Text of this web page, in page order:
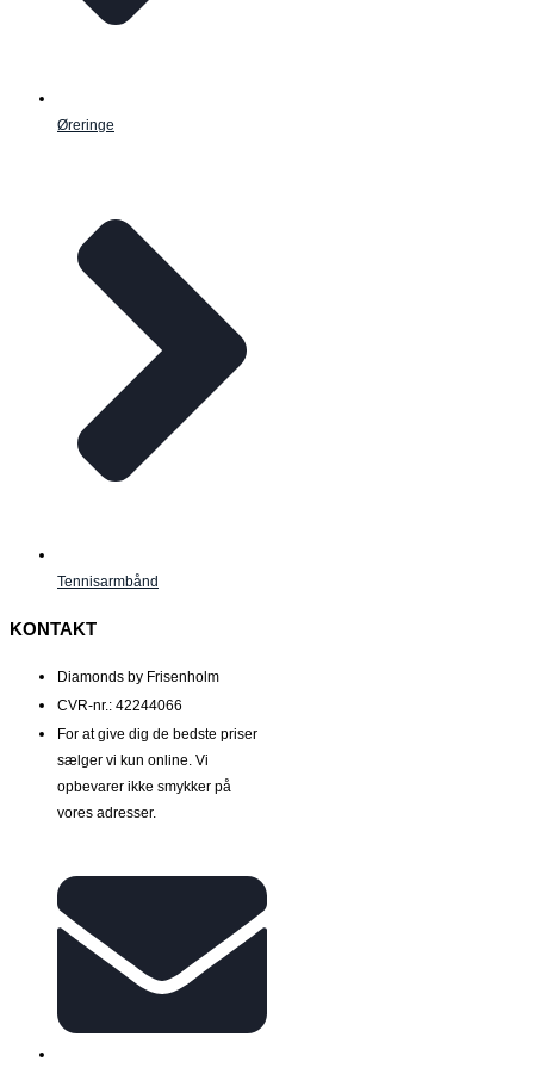
Øreringe
Tennisarmbånd
KONTAKT
Diamonds by Frisenholm
CVR-nr.: 42244066
For at give dig de bedste priser
sælger vi kun online. Vi
opbevarer ikke smykker på
vores adresser.